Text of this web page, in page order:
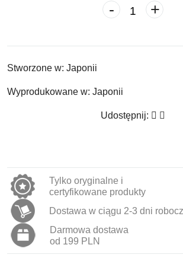
- +
Stworzone w: Japonii
Wyprodukowane w: Japonii
Udostępnij:
Tylko oryginalne i
certyfikowane produkty
Dostawa w ciągu 2-3 dni
Darmowa dostawa
od 199 PLN